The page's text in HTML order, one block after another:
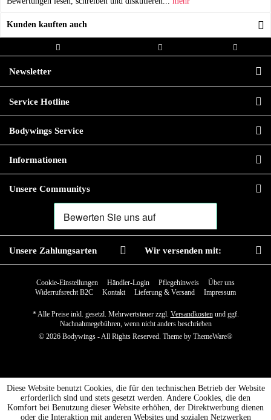
Kunden kauften auch
Bestellwert
Newsletter
Service Hotline
Bodywings Service
Informationen
Unsere Communitys
Unsere Zahlungsarten Wir versenden mit:
Cookie-Einstellungen Händler-Login Pflegehinweis
Über uns
Widerrufsrecht B2C
Kontakt Lieferung & Versand Impressum
* Alle Preise inkl. gesetzl. Mehrwertsteuer zzgl. Versandkostenund ggf.
Nachnahmegebühren, wenn nicht anders beschrieben
© 2026 Bodywings - All Rights Reserved. Theme by ThemeWare®
Diese Website benutzt Cookies, die für den technischen Betrieb der Website
erforderlich sind und stets gesetzt werden. Andere Cookies, die den
Komfort bei Benutzung dieser Website erhöhen, der Direktwerbung dienen
oder die Interaktion mit anderen Websites und sozialen Netzwerken